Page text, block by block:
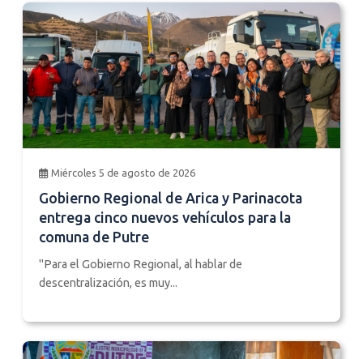
Miércoles 5 de agosto de 2026
Gobierno Regional de Arica y Parinacota
entrega cinco nuevos vehículos para la
comuna de Putre
"Para el Gobierno Regional, al hablar de
descentralización, es muy...